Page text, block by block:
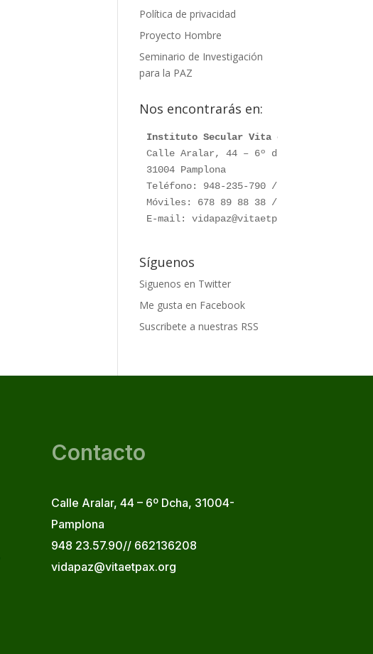
Política de privacidad
Proyecto Hombre
Seminario de Investigación
para la PAZ
Nos encontrarás en:
Instituto Secular Vita et Pax
Calle Aralar, 44 – 6º dcha.
31004 Pamplona
Teléfono: 948-235-790 / 948-230-787
Móviles: 678 89 88 38 / 660 76 91 28
E-mail: vidapaz@vitaetpax.org
Síguenos
Siguenos en Twitter
Me gusta en Facebook
Suscribete a nuestras RSS
Contacto
Calle Aralar, 44 – 6º Dcha, 31004-
Pamplona
948 23.57.90// 662136208
vidapaz@vitaetpax.org